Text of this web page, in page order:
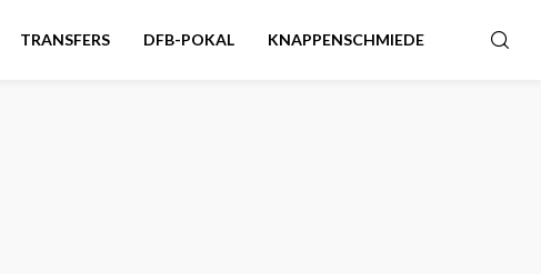
TRANSFERS DFB-POKAL KNAPPENSCHMIEDE